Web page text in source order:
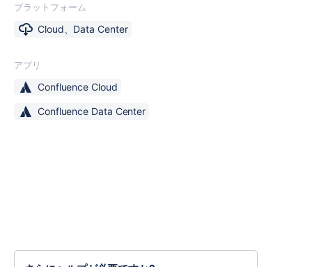
プラットフォーム
Cloud、Data Center
アプリ
Confluence Cloud
Confluence Data Center